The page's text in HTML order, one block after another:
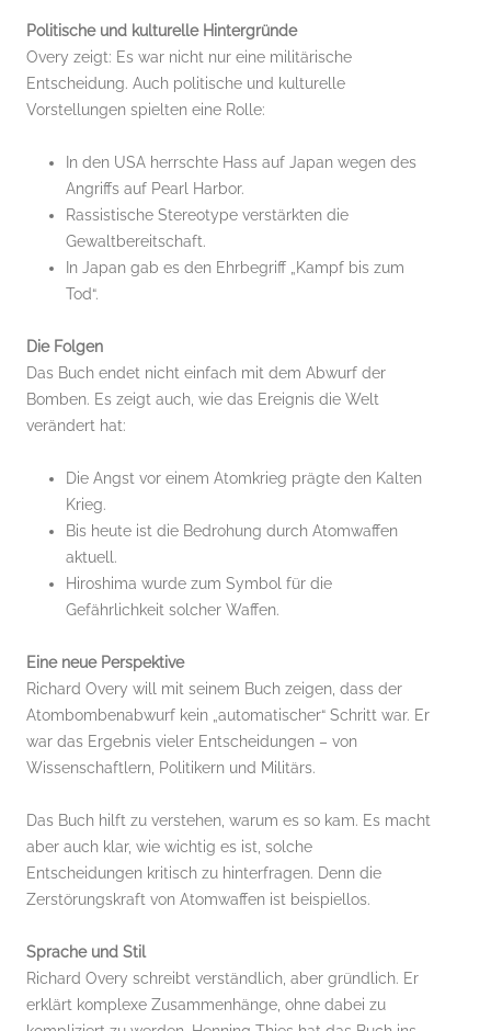
Politische und kulturelle Hintergründe
Overy zeigt: Es war nicht nur eine militärische
Entscheidung. Auch politische und kulturelle
Vorstellungen spielten eine Rolle:
In den USA herrschte Hass auf Japan wegen des
Angriffs auf Pearl Harbor.
Rassistische Stereotype verstärkten die
Gewaltbereitschaft.
In Japan gab es den Ehrbegriff „Kampf bis zum
Tod“.
Die Folgen
Das Buch endet nicht einfach mit dem Abwurf der
Bomben. Es zeigt auch, wie das Ereignis die Welt
verändert hat:
Die Angst vor einem Atomkrieg prägte den Kalten
Krieg.
Bis heute ist die Bedrohung durch Atomwaffen
aktuell.
Hiroshima wurde zum Symbol für die
Gefährlichkeit solcher Waffen.
Eine neue Perspektive
Richard Overy will mit seinem Buch zeigen, dass der
Atombombenabwurf kein „automatischer“ Schritt war. Er
war das Ergebnis vieler Entscheidungen – von
Wissenschaftlern, Politikern und Militärs.
Das Buch hilft zu verstehen, warum es so kam. Es macht
aber auch klar, wie wichtig es ist, solche
Entscheidungen kritisch zu hinterfragen. Denn die
Zerstörungskraft von Atomwaffen ist beispiellos.
Sprache und Stil
Richard Overy schreibt verständlich, aber gründlich. Er
erklärt komplexe Zusammenhänge, ohne dabei zu